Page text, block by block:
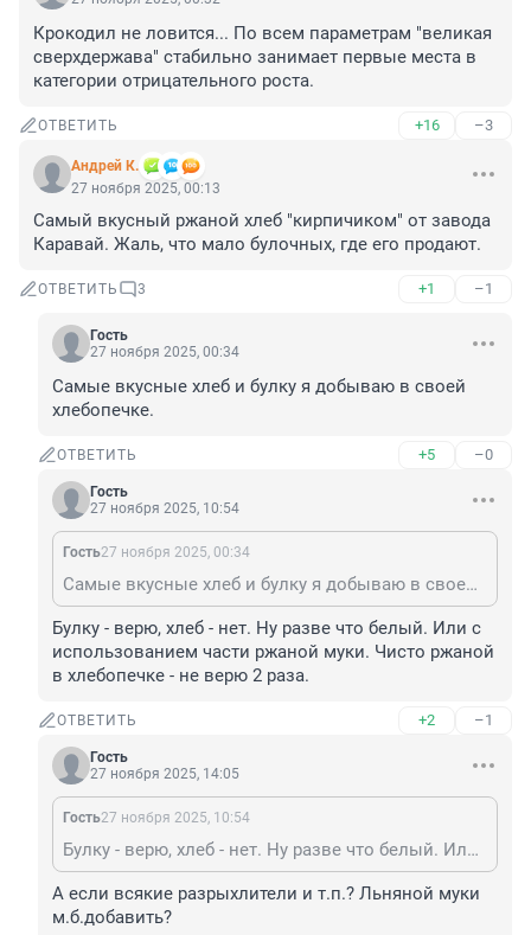
Крокодил не ловится... По всем параметрам "великая
сверхдержава" стабильно занимает первые места в
категории отрицательного роста.
ОТВЕТИТЬ +16 –3
Андрей К.
27 ноября 2025, 00:13
Самый вкусный ржаной хлеб "кирпичиком" от завода
Каравай. Жаль, что мало булочных, где его продают.
ОТВЕТИТЬ 3 +1 –1
Гость
27 ноября 2025, 00:34
Самые вкусные хлеб и булку я добываю в своей
хлебопечке.
ОТВЕТИТЬ +5 –0
Гость
27 ноября 2025, 10:54
Гость27 ноября 2025, 00:34
Самые вкусные хлеб и булку я добываю в своей хлебопечке.
Булку - верю, хлеб - нет. Ну разве что белый. Или с
использованием части ржаной муки. Чисто ржаной
в хлебопечке - не верю 2 раза.
ОТВЕТИТЬ +2 –1
Гость
27 ноября 2025, 14:05
Гость27 ноября 2025, 10:54
Булку - верю, хлеб - нет. Ну разве что белый. Или с использованием части ржаной муки. Чисто ржаной в хлебопечке - не верю 2 раза.
А если всякие разрыхлители и т.п.? Льняной муки
м.б.добавить?